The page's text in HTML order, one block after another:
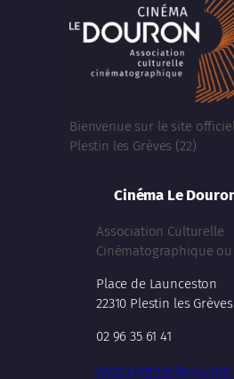
Bienvenue sur le site
Plestin les Grèves (22)
Cinéma Le
Association Culturelle
Cinématographique ou
Place de Launceston
22310 Plestin les Grèves
02 96 35 61 41
www.cinema-